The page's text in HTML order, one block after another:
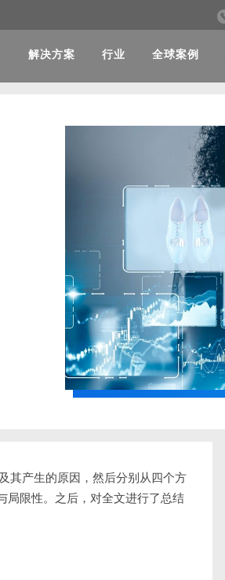
解决方案 行业 全球案例
其产生的原因，然后分别从四个方
限性。之后，对全文进行了总结